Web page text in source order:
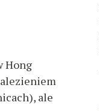
Hong
ale